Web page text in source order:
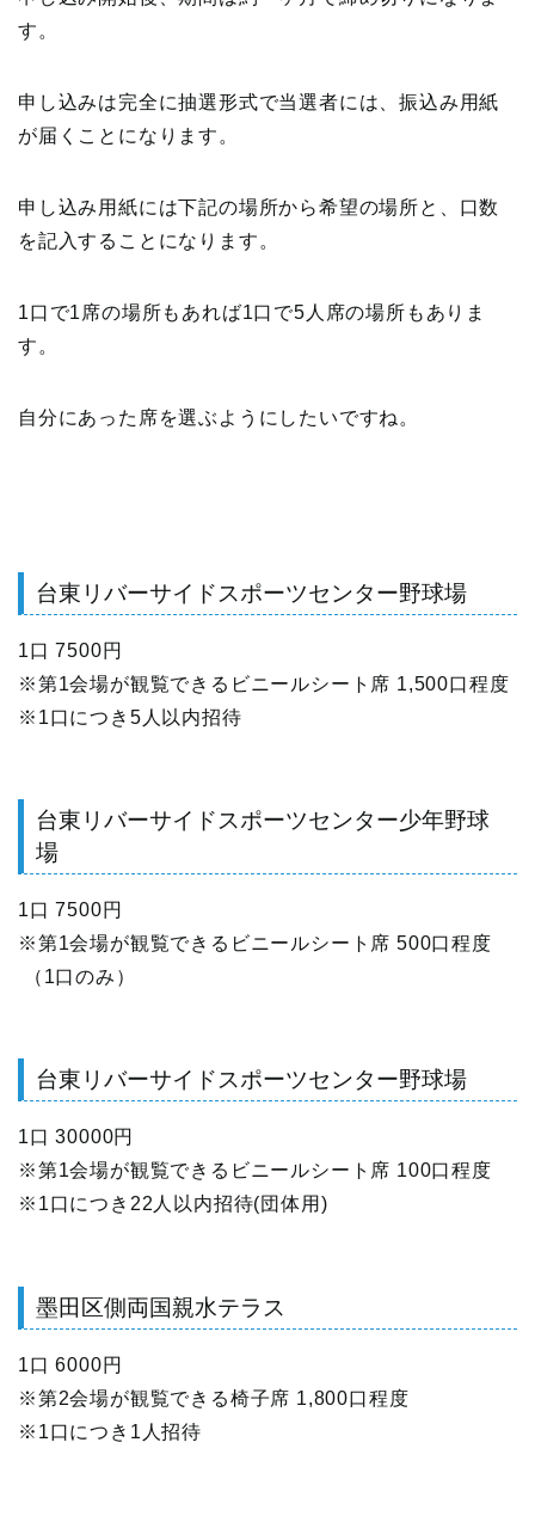
す。
申し込みは完全に抽選形式で当選者には、振込み用紙
が届くことになります。
申し込み用紙には下記の場所から希望の場所と、口数
を記入することになります。
1口で1席の場所もあれば1口で5人席の場所もありま
す。
自分にあった席を選ぶようにしたいですね。
台東リバーサイドスポーツセンター野球場
1口 7500円
※第1会場が観覧できるビニールシート席 1,500口程度
※1口につき5人以内招待
台東リバーサイドスポーツセンター少年野球
場
1口 7500円
※第1会場が観覧できるビニールシート席 500口程度
（1口のみ）
台東リバーサイドスポーツセンター野球場
1口 30000円
※第1会場が観覧できるビニールシート席 100口程度
※1口につき22人以内招待(団体用)
墨田区側両国親水テラス
1口 6000円
※第2会場が観覧できる椅子席 1,800口程度
※1口につき1人招待